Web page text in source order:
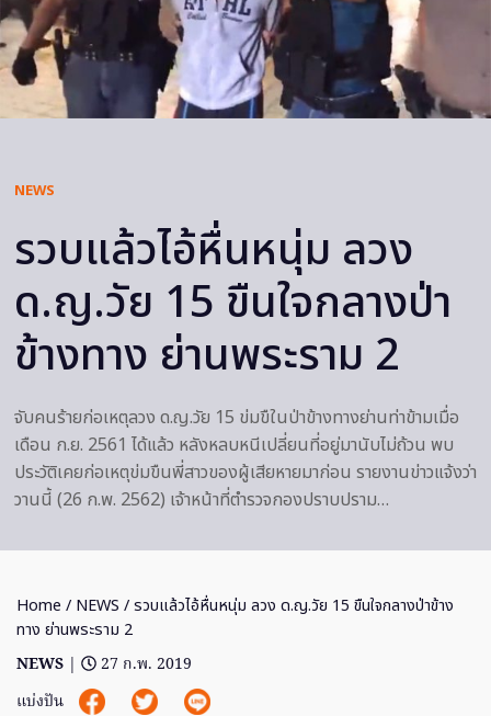
NEWS
รวบแล้วไอ้หื่นหนุ่ม ลวง
ด.ญ.วัย 15 ขืนใจกลางป่า
ข้างทาง ย่านพระราม 2
จับคนร้ายก่อเหตุลวง ด.ญ.วัย 15 ข่มขืในป่าข้างทางย่านท่าข้ามเมื่อ
เดือน ก.ย. 2561 ได้แล้ว หลังหลบหนีเปลี่ยนที่อยู่มานับไม่ถ้วน พบ
ประวัติเคยก่อเหตุข่มขืนพี่สาวของผู้เสียหายมาก่อน รายงานข่าวแจ้งว่า
วานนี้ (26 ก.พ. 2562) เจ้าหน้าที่ตำรวจกองปราบปราม…
Home / NEWS / รวบแล้วไอ้หื่นหนุ่ม ลวง ด.ญ.วัย 15 ขืนใจกลางป่าข้าง
ทาง ย่านพระราม 2
NEWS |
27 ก.พ. 2019
แบ่งปัน